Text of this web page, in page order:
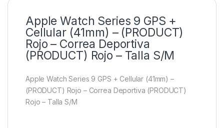
Apple Watch Series 9 GPS +
Cellular (41mm) – (PRODUCT)
Rojo – Correa Deportiva
(PRODUCT) Rojo – Talla S/M
Apple Watch Series 9 GPS + Cellular (41mm) –
(PRODUCT) Rojo – Correa Deportiva (PRODUCT)
Rojo – Talla S/M